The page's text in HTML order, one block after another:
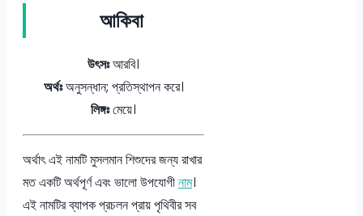
আকিবা
উৎসঃআরবি।
অর্থঃঅনুসন্ধান; প্রতিস্থাপন করে।
লিঙ্গঃমেয়ে।
অর্থাৎ এই নামটি মুসলমান শিশুদের জন্য রাখার
মত একটি অর্থপূর্ণ এবং ভালো উপযোগীনাম।
এই নামটির ব্যাপক প্রচলন প্রায় পৃথিবীর সব